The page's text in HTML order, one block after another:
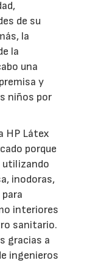
de su
la
la
una
y
niños por
HP Látex
porque
utilizando
inodoras,
interiores
sanitario.
gracias a
ingenieros